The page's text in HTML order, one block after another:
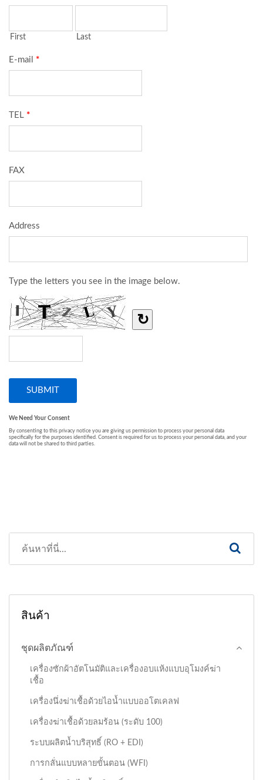
สินค้า
ชุดผลิตภัณฑ์
เครื่องซักผ้าอัตโนมัติและเครื่องอบแห้งแบบอุโมงค์ฆ่า
เชื้อ
เครื่องนึ่งฆ่าเชื้อด้วยไอน้ำแบบออโตเคลฟ
เครื่องฆ่าเชื้อด้วยลมร้อน (ระดับ 100)
ระบบผลิตน้ำบริสุทธิ์ (RO + EDI)
การกลั่นแบบหลายขั้นตอน (WFI)